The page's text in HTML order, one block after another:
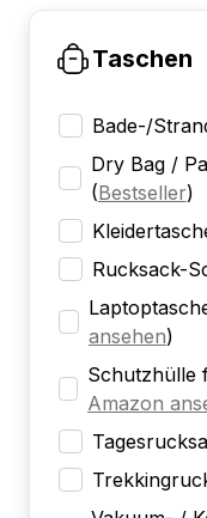
Taschen
Bade-/
Dry Bag /
(Bestseller)
Rucksack-
ansehen)
Schutzhülle
Amazon